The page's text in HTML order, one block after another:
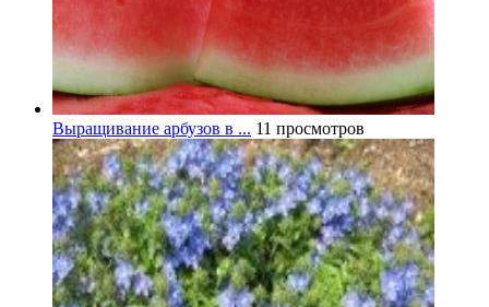
Выращивание арбузов в ... 11 просмотров